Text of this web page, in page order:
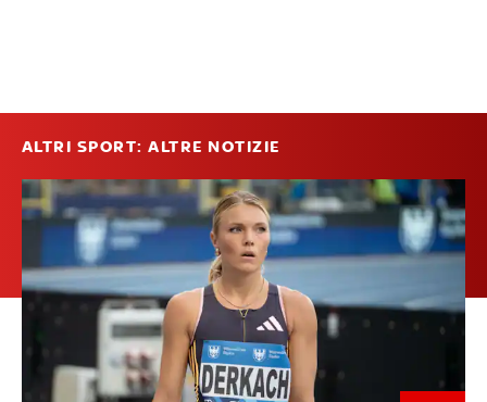
ALTRI SPORT: ALTRE NOTIZIE